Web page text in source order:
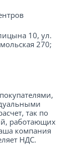
10, ул.
270;
так по
работающих
компания
НДС.